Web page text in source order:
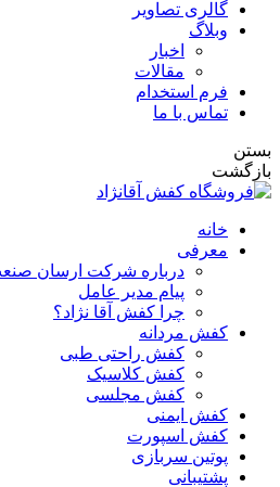
گالری تصاویر
وبلاگ
اخبار
مقالات
فرم استخدام
تماس با ما
بستن
بازگشت
خانه
معرفی
درباره شرکت ارسان
پیام مدیر عامل
چرا کفش آقا نژاد؟
کفش مردانه
کفش راحتی طبی
کفش کلاسیک
کفش مجلسی
کفش ایمنی
کفش اسپورت
پوتین سربازی
پشتیبانی